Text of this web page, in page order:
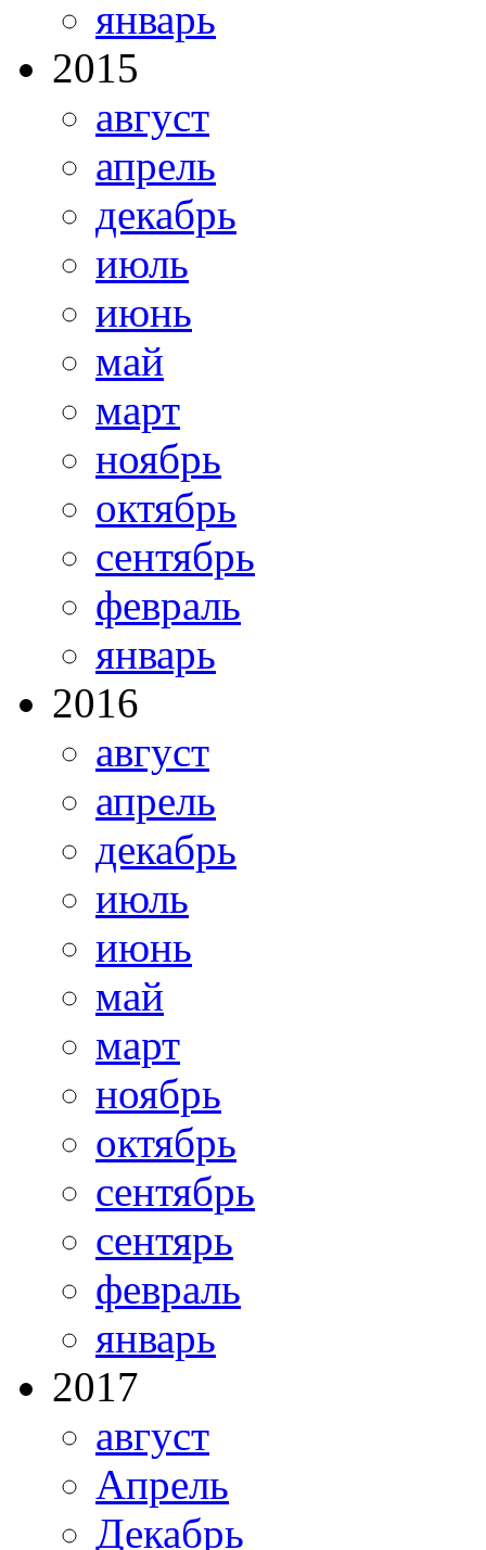
январь
2015
август
апрель
декабрь
июль
июнь
май
март
ноябрь
октябрь
сентябрь
февраль
январь
2016
август
апрель
декабрь
июль
июнь
май
март
ноябрь
октябрь
сентябрь
сентярь
февраль
январь
2017
август
Апрель
Декабрь